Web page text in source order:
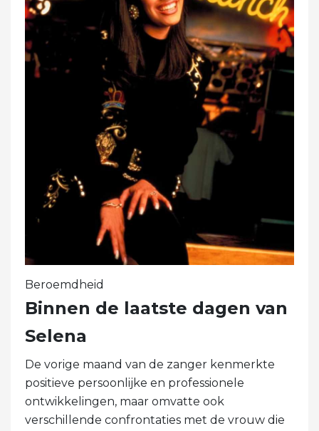
Beroemdheid
Binnen de laatste dagen van
Selena
De vorige maand van de zanger kenmerkte
positieve persoonlijke en professionele
ontwikkelingen, maar omvatte ook
verschillende confrontaties met de vrouw die